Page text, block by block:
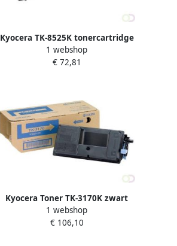
Kyocera TK-8525K tonercartridge
1 stuk(s) Origineel Zwart
(1T02RM0NL0)
1 webshop
€ 72,81
Kyocera Toner TK-3170K zwart
1 webshop
€ 106,10